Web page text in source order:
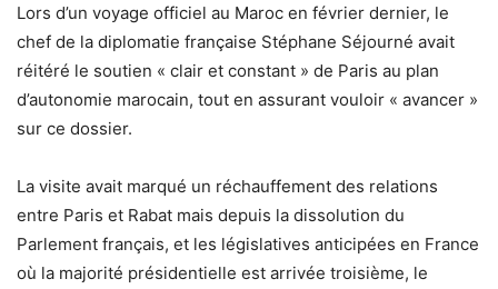
Lors d’un voyage officiel au Maroc en février dernier, le
chef de la diplomatie française Stéphane Séjourné avait
réitéré le soutien « clair et constant » de Paris au plan
d’autonomie marocain, tout en assurant vouloir « avancer »
sur ce dossier.
La visite avait marqué un réchauffement des relations
entre Paris et Rabat mais depuis la dissolution du
Parlement français, et les législatives anticipées en France
où la majorité présidentielle est arrivée troisième, le